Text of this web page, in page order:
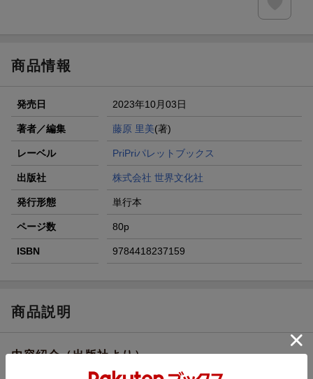
商品情報
発売日 2023年10月03日
著者／編集 藤原 里美(著)
レーベル PriPriパレットブックス
出版社 株式会社 世界文化社
発行形態 単行本
ページ数 80p
ISBN 9784418237159
商品説明
内容紹介（出版社より）